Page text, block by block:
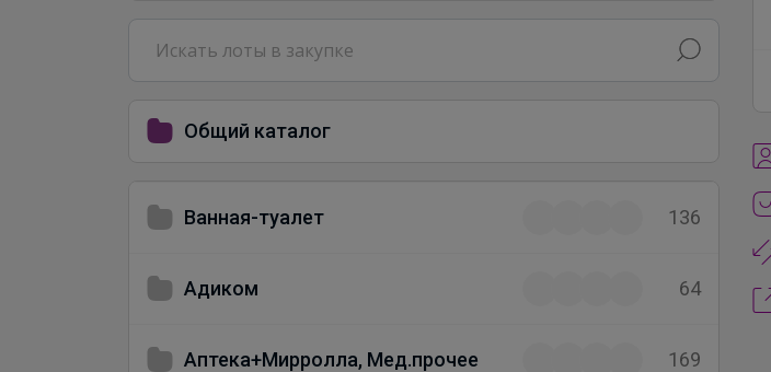
Общий каталог
Ванная-туалет 136
Адиком 64
Аптека+Мирролла, Мед.прочее 169